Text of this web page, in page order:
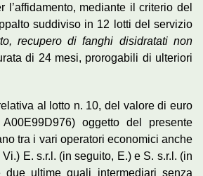
l’affidamento, mediante il criterio del
suddiviso in 12 lotti del servizio
recupero di fanghi disidratati non
di 24 mesi, prorogabili di ulteriori
al lotto n. 10, del valore di euro
oggetto del presente
tra i vari operatori economici anche
E. s.r.l. (in seguito, E.) e S. s.r.l. (in
due ultime quali intermediari senza